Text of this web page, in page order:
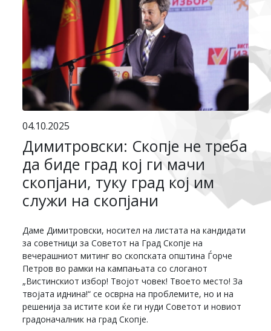
04.10.2025
Димитровски: Скопје не треба
да биде град кој ги мачи
скопјани, туку град кој им
служи на скопјани
Даме Димитровски, носител на листата на кандидати
за советници за Советот на Град Скопје на
вечерашниот митинг во скопската општина Ѓорче
Петров во рамки на кампањата со слоганот
„Вистинскиот избор! Твојот човек! Твоето место! За
твојата иднина!“ се осврна на проблемите, но и на
решенија за истите кои ќе ги нуди Советот и новиот
градоначалник на град Скопје.